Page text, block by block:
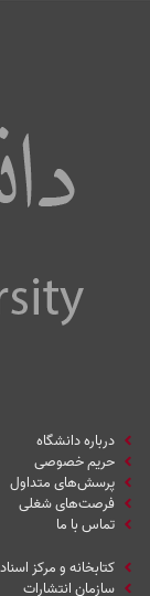
درباره دانشگاه
حریم خصوصی
پرسش‌های متداول
فرصت‌های شغلی
تماس با ما
کتابخانه و مرکز اسناد
سازمان انتشارات